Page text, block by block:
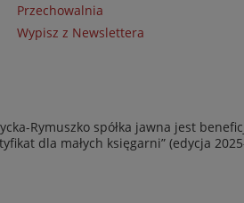
Przechowalnia
Wypisz z Newslettera
Rymuszko spółka jawna jest
dla małych księgarni” (edycja